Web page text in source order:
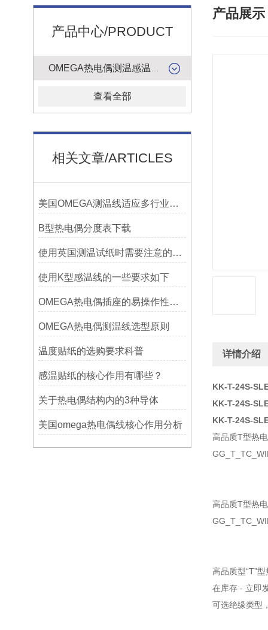
产品中心/PRODUCT
查看全部
相关文章/ARTICLES
美国OMEGA测温线适应多行业需求
B型热电偶分度表下载
使用英国测温试纸时需要注意的事项
使用K型感温线的一些要求如下
OMEGA热电偶插座的易操作性探讨
OMEGA热电偶测温线选型原则
温度贴纸的选购要求科普
感温贴纸的核心作用有哪些？
关于热电偶结构内的3种导体
美国omega热电偶线核心作用分析
产品展示
详情介绍
KK-T-24S-
KK-T-24S-
KK-T-24S-
高品质T型热
高品质T型热
高品质型“T”
在库存 - 立即
可选绝缘类型